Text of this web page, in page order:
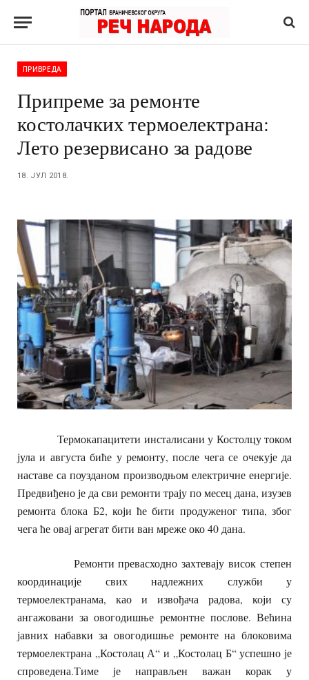
ПРИВРЕДА
Припреме за ремонте
костолачких термоелектрана:
Лето резервисано за радове
18. ЈУЛ 2018.
Термокапацитети инсталисани у Костолцу током
јула и августа биће у ремонту, после чега се очекује да
наставе са поузданом производњом електричне енергије.
Предвиђено је да сви ремонти трају по месец дана, изузев
ремонта блока Б2, који ће бити продуженог типа, због
чега ће овај агрегат бити ван мреже око 40 дана.
Ремонти превасходно захтевају висок степен
координације свих надлежних служби у
термоелектранама, као и извођача радова, који су
ангажовани за овогодишње ремонтне послове. Већина
јавних набавки за овогодишње ремонте на блоковима
термоелектрана „Костолац А“ и „Костолац Б“ успешно је
спроведена.Тиме је направљен важан корак у